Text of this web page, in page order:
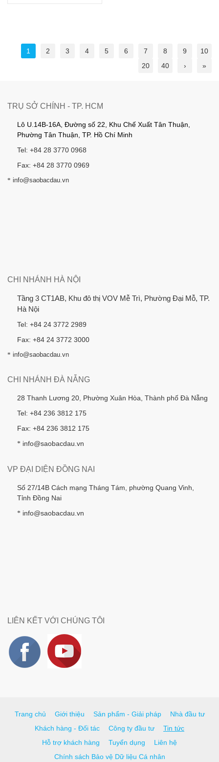
1 2 3 4 5 6 7 8 9
10
20
40 › »
TRỤ SỞ CHÍNH - TP. HCM
Lô U.14B-16A, Đường số 22, Khu Chế Xuất Tân Thuận,
Phường Tân Thuận, TP. Hồ Chí Minh
Tel: +84 28 3770 0968
Fax: +84 28 3770 0969
* info@saobacdau.vn
CHI NHÁNH HÀ NỘI
Tầng 3 CT1AB, Khu đô thị VOV Mễ Trì, Phường Đại Mỗ, TP.
Hà Nội
Tel: +84 24 3772 2989
Fax: +84 24 3772 3000
* info@saobacdau.vn
CHI NHÁNH ĐÀ NẴNG
28 Thanh Lương 20, Phường Xuân Hòa, Thành phố Đà Nẵng
Tel: +84 236 3812 175
Fax: +84 236 3812 175
* info@saobacdau.vn
VP ĐẠI DIỆN ĐỒNG NAI
Số 27/14B Cách mạng Tháng Tám, phường Quang Vinh,
Tỉnh Đồng Nai
* info@saobacdau.vn
LIÊN KẾT VỚI CHÚNG TÔI
Trang chủ Giới thiệu Sản phẩm - Giải pháp
Nhà đầu tư
Khách hàng - Đối tác
Công ty đầu tư
Tin tức
Hỗ trợ khách hàng
Tuyển dụng
Liên hệ
Chính sách Bảo vệ Dữ liệu Cá nhân